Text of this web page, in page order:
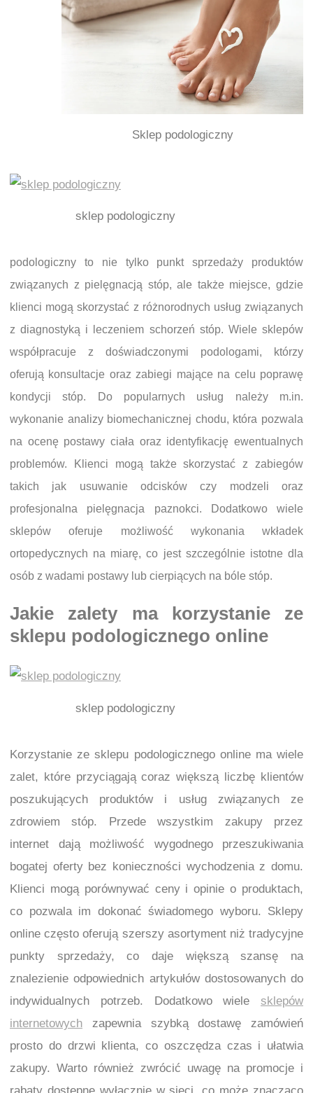
Sklep podologiczny
sklep podologiczny
podologiczny to nie tylko punkt sprzedaży produktów
związanych z pielęgnacją stóp, ale także miejsce, gdzie
klienci mogą skorzystać z różnorodnych usług związanych
z diagnostyką i leczeniem schorzeń stóp. Wiele sklepów
współpracuje z doświadczonymi podologami, którzy
oferują konsultacje oraz zabiegi mające na celu poprawę
kondycji stóp. Do popularnych usług należy m.in.
wykonanie analizy biomechanicznej chodu, która pozwala
na ocenę postawy ciała oraz identyfikację ewentualnych
problemów. Klienci mogą także skorzystać z zabiegów
takich jak usuwanie odcisków czy modzeli oraz
profesjonalna pielęgnacja paznokci. Dodatkowo wiele
sklepów oferuje możliwość wykonania wkładek
ortopedycznych na miarę, co jest szczególnie istotne dla
osób z wadami postawy lub cierpiących na bóle stóp.
Jakie zalety ma korzystanie ze
sklepu podologicznego online
sklep podologiczny
Korzystanie ze sklepu podologicznego online ma wiele
zalet, które przyciągają coraz większą liczbę klientów
poszukujących produktów i usług związanych ze
zdrowiem stóp. Przede wszystkim zakupy przez
internet dają możliwość wygodnego przeszukiwania
bogatej oferty bez konieczności wychodzenia z domu.
Klienci mogą porównywać ceny i opinie o produktach,
co pozwala im dokonać świadomego wyboru. Sklepy
online często oferują szerszy asortyment niż tradycyjne
punkty sprzedaży, co daje większą szansę na
znalezienie odpowiednich artykułów dostosowanych do
indywidualnych potrzeb. Dodatkowo wiele sklepów
internetowych zapewnia szybką dostawę zamówień
prosto do drzwi klienta, co oszczędza czas i ułatwia
zakupy. Warto również zwrócić uwagę na promocje i